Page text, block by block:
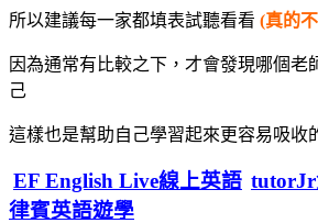
所以建議每一家都填表試聽看看 (真的
因為通常有比較之下，才會發現哪個老
己
這樣也是幫助自己學習起來更容易吸收
EF English Live線上英語 tutorJr
律賓英語遊學